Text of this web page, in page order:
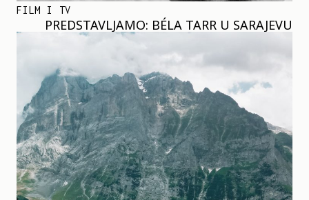
FILM I TV
PREDSTAVLJAMO: BÉLA TARR U SARAJEVU